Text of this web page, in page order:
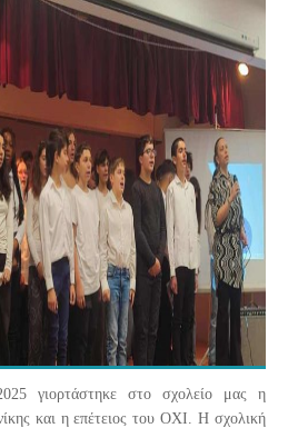
γιορτάστηκε στο σχολείο μας η
και η επέτειος του ΟΧΙ. Η σχολική